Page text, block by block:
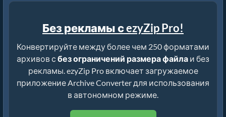
Без рекламы с ezyZip Pro!
Конвертируйте между более чем 250 форматами
архивов с без ограничений размера файла и без
рекламы. ezyZip Pro включает загружаемое
приложение Archive Converter для использования
в автономном режиме.